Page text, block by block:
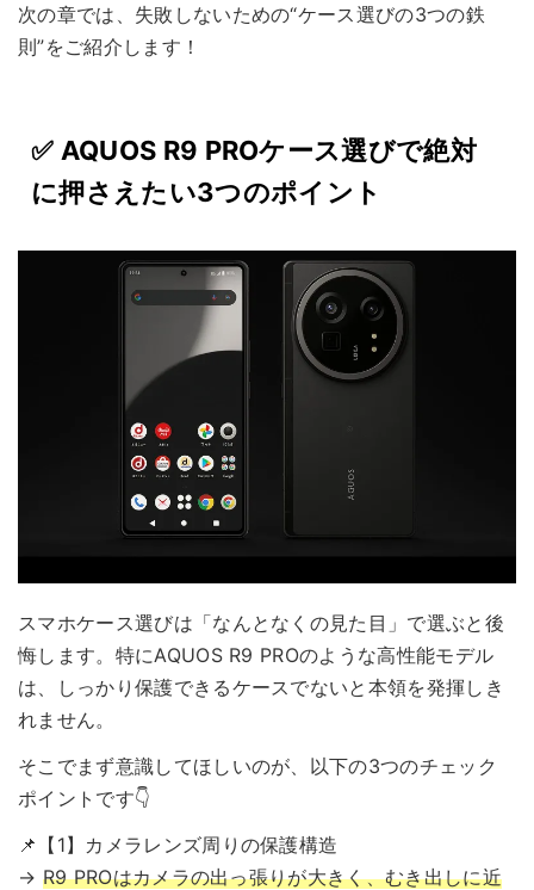
次の章では、失敗しないための“ケース選びの3つの鉄
則”をご紹介します！
✅ AQUOS R9 PROケース選びで絶対
に押さえたい3つのポイント
スマホケース選びは「なんとなくの見た目」で選ぶと後
悔します。特にAQUOS R9 PROのような高性能モデル
は、しっかり保護できるケースでないと本領を発揮しき
れません。
そこでまず意識してほしいのが、以下の3つのチェック
ポイントです👇
📌【1】カメラレンズ周りの保護構造
→ R9 PROはカメラの出っ張りが大きく、むき出しに近